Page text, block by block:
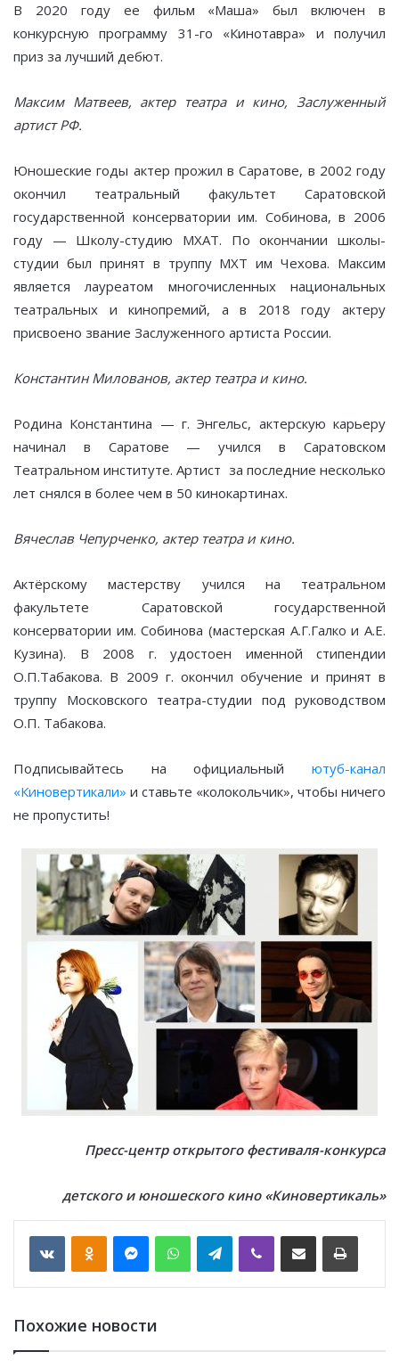
В 2020 году ее фильм «Маша» был включен в
конкурсную программу 31-го «Кинотавра» и получил
приз за лучший дебют.
Максим Матвеев, актер театра и кино, Заслуженный
артист РФ.
Юношеские годы актер прожил в Саратове, в 2002 году
окончил театральный факультет Саратовской
государственной консерватории им. Собинова, в 2006
году — Школу-студию МХАТ. По окончании школы-
студии был принят в труппу МХТ им Чехова. Максим
является лауреатом многочисленных национальных
театральных и кинопремий, а в 2018 году актеру
присвоено звание Заслуженного артиста России.
Константин Милованов, актер театра и кино.
Родина Константина — г. Энгельс, актерскую карьеру
начинал в Саратове — учился в Саратовском
Театральном институте. Артист за последние несколько
лет снялся в более чем в 50 кинокартинах.
Вячеслав Чепурченко, актер театра и кино.
Актёрскому мастерству учился на театральном
факультете Саратовской государственной
консерватории им. Собинова (мастерская А.Г.Галко и А.Е.
Кузина). В 2008 г. удостоен именной стипендии
О.П.Табакова. В 2009 г. окончил обучение и принят в
труппу Московского театра-студии под руководством
О.П. Табакова.
Подписывайтесь на официальный ютуб-канал
«Киновертикали» и ставьте «колокольчик», чтобы ничего
не пропустить!
Пресс-центр открытого фестиваля-конкурса
детского и юношеского кино «Киновертикаль»
VKontakte WhatsApp Telegram
Похожие новости